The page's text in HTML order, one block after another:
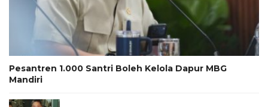
Pesantren 1.000 Santri Boleh Kelola Dapur MBG
Mandiri